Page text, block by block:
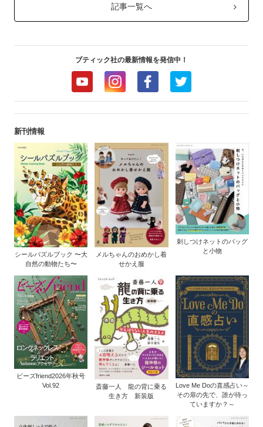
記事一覧へ
ブティック社の最新情報を発信中！
新刊情報
シールパズルブック 〜大
自然の動物たち〜
メルちゃんのおめかし着
せかえ服
刺しつけネットのバッグ
と小物
ビーズfriend2026年秋号
Vol.92
斎藤一人 龍の背に乗る
生き方 新装版
Love Me Doの直感占い～
その扉の先で、誰が待っ
ていますか？～